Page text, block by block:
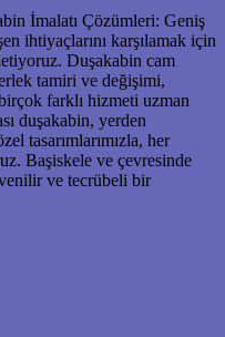
İmalatı Çözümleri: Geniş
ihtiyaçlarını karşılamak için
Duşakabin cam
tamiri ve değişimi,
farklı hizmeti uzman
duşakabin, yerden
tasarımlarımızla, her
Başiskele ve çevresinde
ve tecrübeli bir